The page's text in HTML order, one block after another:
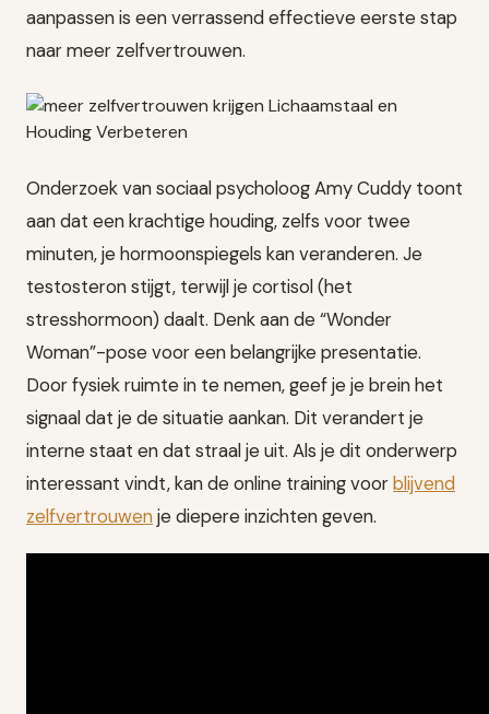
aanpassen is een verrassend effectieve eerste stap
naar meer zelfvertrouwen.
Onderzoek van sociaal psycholoog Amy Cuddy toont
aan dat een krachtige houding, zelfs voor twee
minuten, je hormoonspiegels kan veranderen. Je
testosteron stijgt, terwijl je cortisol (het
stresshormoon) daalt. Denk aan de “Wonder
Woman”-pose voor een belangrijke presentatie.
Door fysiek ruimte in te nemen, geef je je brein het
signaal dat je de situatie aankan. Dit verandert je
interne staat en dat straal je uit. Als je dit onderwerp
interessant vindt, kan de online training voorblijvend
zelfvertrouwenje diepere inzichten geven.